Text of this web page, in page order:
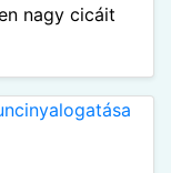
nagy cicáit